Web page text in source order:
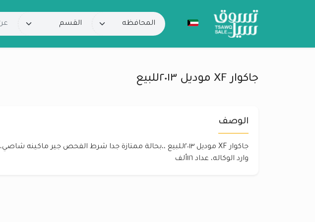
جاكوار XF موديل ٢٠١٣للبيع
الوصف
جاكوار XF موديل ٢٠١٣للبيع ،،بحالة ممتازة جدا شرط الفحص جير ماكينه شاصي،
وارد الوكاله، عداد ١١٦ألف